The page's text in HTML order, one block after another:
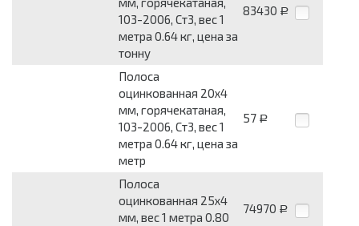
103-2006, Ст3, вес 1
метра 0.64 кг, цена за
тонну
83430 Р
Полоса
оцинкованная 20x4
мм, горячекатаная,
103-2006, Ст3, вес 1
метра 0.64 кг, цена за
метр
57 Р
Полоса
оцинкованная 25x4
мм, вес 1 метра 0.80
74970 Р